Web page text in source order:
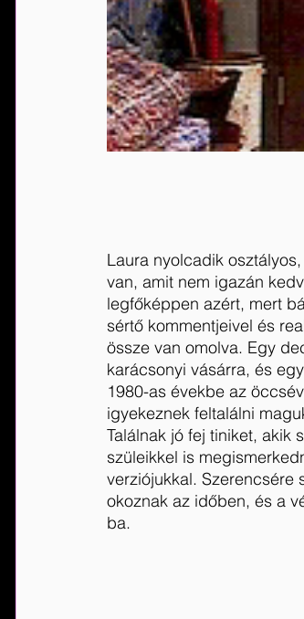
Laura nyolcadik
van, amit nem igazán
legfőképpen azért, mert
sértő kommentjeivel és
össze van omolva. Egy
karácsonyi vásárra, és
1980-as évekbe az
igyekeznek feltalálni
Találnak jó fej tiniket, akik
szüleikkel is
verziójukkal. Szerencsére
okoznak az időben, és a
ba.